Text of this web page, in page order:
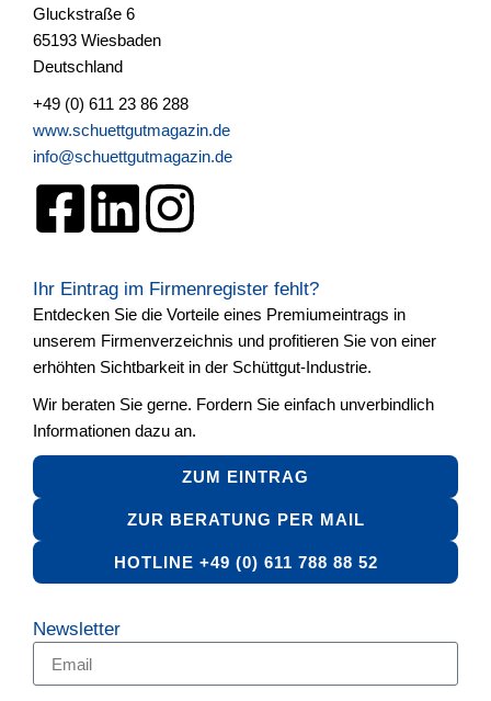
Gluckstraße 6
65193 Wiesbaden
Deutschland
+49 (0) 611 23 86 288
www.schuettgutmagazin.de
info@schuettgutmagazin.de
Ihr Eintrag im Firmenregister fehlt?
Entdecken Sie die Vorteile eines Premiumeintrags in
unserem Firmenverzeichnis und profitieren Sie von einer
erhöhten Sichtbarkeit in der Schüttgut-Industrie.
Wir beraten Sie gerne. Fordern Sie einfach unverbindlich
Informationen dazu an.
ZUM EINTRAG
ZUR BERATUNG PER MAIL
HOTLINE +49 (0) 611 788 88 52
Newsletter